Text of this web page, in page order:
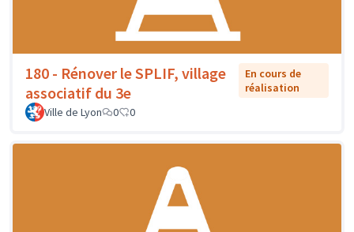
180 - Rénover le SPLIF, village
associatif du 3e
En cours de
réalisation
Ville de Lyon
0 0